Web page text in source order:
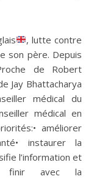
, lutte contre
son père. Depuis
de Robert
Jay Bhattacharya
médical du
médical en
améliorer
instaurer la
l’information et
finir avec la